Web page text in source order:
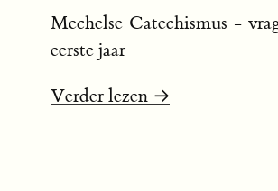
Mechelse Catechismus -
eerste jaar
Verder lezen →